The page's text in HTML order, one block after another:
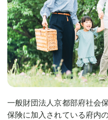
一般財団法人京都部府社会
保険に加入されている府内